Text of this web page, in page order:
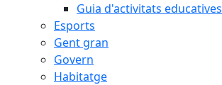
Guia d'activitats educatives
Esports
Gent gran
Govern
Habitatge